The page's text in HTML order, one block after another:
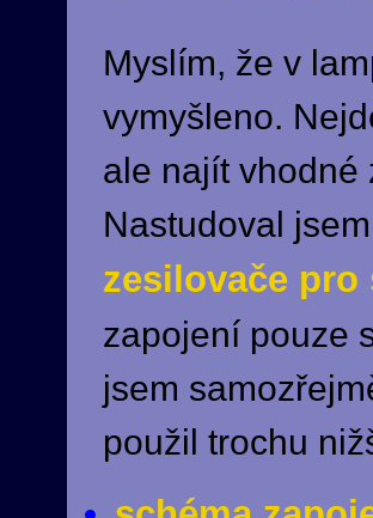
Myslím, že v
vymyšleno.
ale najít vhodné
Nastudoval
zesilovače pro
zapojení pouze
jsem
použil trochu